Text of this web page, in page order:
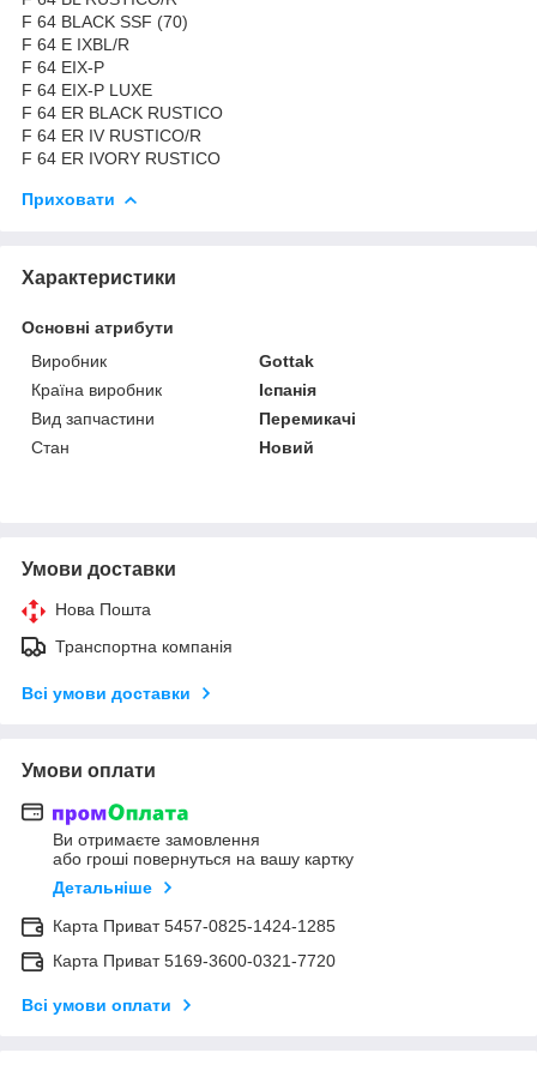
F 64 BLACK SSF (70)
F 64 E IXBL/R
F 64 EIX-P
F 64 EIX-P LUXE
F 64 ER BLACK RUSTICO
F 64 ER IV RUSTICO/R
F 64 ER IVORY RUSTICO
Приховати
Характеристики
Основні атрибути
Виробник
Gottak
Країна виробник
Іспанія
Вид запчастини
Перемикачі
Стан
Новий
Умови доставки
Нова Пошта
Транспортна компанія
Всі умови доставки
Умови оплати
Ви отримаєте замовлення
або гроші повернуться на вашу картку
Детальніше
Карта Приват 5457-0825-1424-1285
Карта Приват 5169-3600-0321-7720
Всі умови оплати